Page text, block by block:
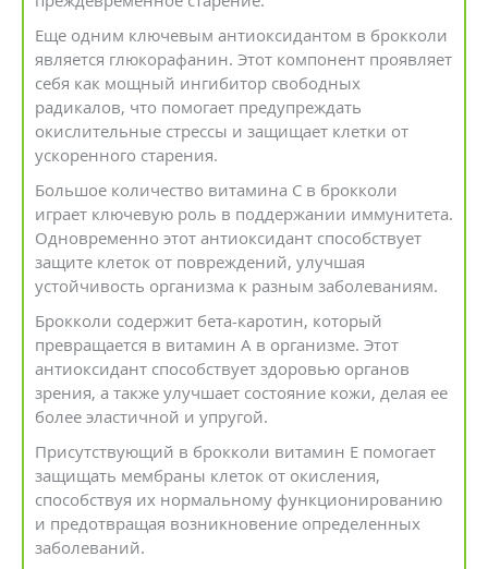
Еще одним ключевым антиоксидантом в брокколи
является глюкорафанин. Этот компонент проявляет
себя как мощный ингибитор свободных
радикалов, что помогает предупреждать
окислительные стрессы и защищает клетки от
ускоренного старения.
Большое количество витамина C в брокколи
играет ключевую роль в поддержании иммунитета.
Одновременно этот антиоксидант способствует
защите клеток от повреждений, улучшая
устойчивость организма к разным заболеваниям.
Брокколи содержит бета-каротин, который
превращается в витамин А в организме. Этот
антиоксидант способствует здоровью органов
зрения, а также улучшает состояние кожи, делая ее
более эластичной и упругой.
Присутствующий в брокколи витамин Е помогает
защищать мембраны клеток от окисления,
способствуя их нормальному функционированию
и предотвращая возникновение определенных
заболеваний.